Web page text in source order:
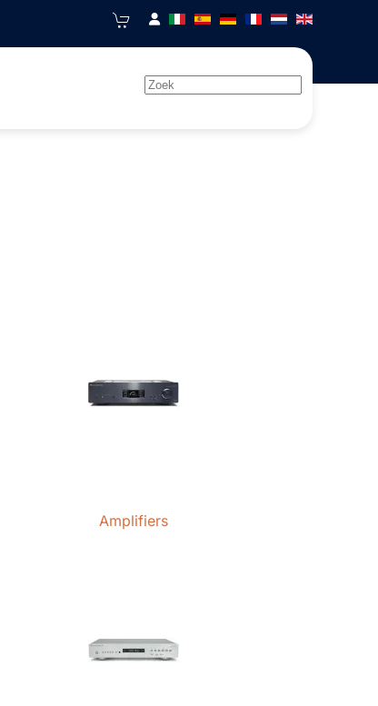
Amplifiers